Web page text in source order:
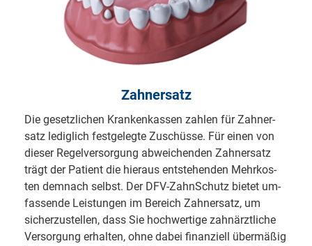
Zahnersatz
Die gesetzlichen Krankenkassen zahlen für Zahn­er­
satz lediglich fest­gelegte Zu­schü­sse. Für einen von
dieser Regel­ver­sor­gung ab­wei­chen­den Zahnersatz
trägt der Patient die hieraus ent­stehenden Mehr­kos­
ten demnach selbst. Der DFV-ZahnSchutz bietet um­
fassende Leis­tun­gen im Bereich Zahn­ersatz, um
sicherzustellen, dass Sie hochwertige zahn­ärztliche
Ver­sor­gung er­hal­ten, ohne dabei finanziell über­mäßig